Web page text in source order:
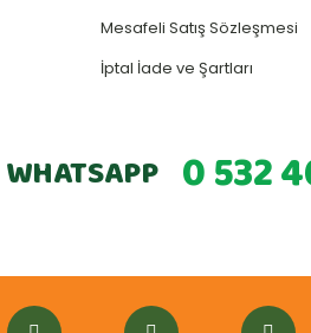
Mesafeli Satış Sözleşmesi
İptal İade ve Şartları
WHATSAPP 0 532